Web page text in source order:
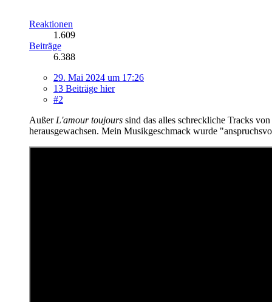
Reaktionen
1.609
Beiträge
6.388
29. Mai 2024 um 17:26
13 Beiträge hier
#2
Außer L'amour toujours sind das alles schreckliche Tracks
herausgewachsen. Mein Musikgeschmack wurde